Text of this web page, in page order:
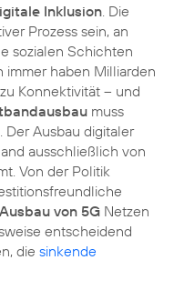
Inklusion . Die
Prozess sein, an
sozialen Schichten
haben Milliarden
Konnektivität – und
muss
Der Ausbau digitaler
ausschließlich von
Von der Politik
Ausbau von 5G Netzen
entscheidend
die sinkende